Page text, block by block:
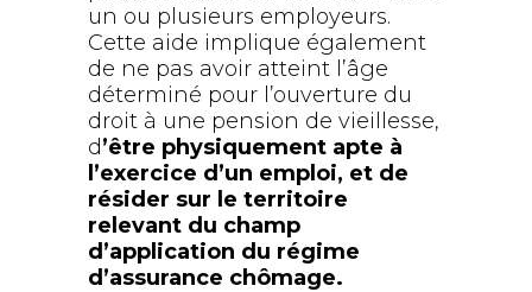
un ou plusieurs employeurs.
Cette aide implique également
de ne pas avoir atteint l’âge
déterminé pour l’ouverture du
droit à une pension de vieillesse,
d’être physiquement apte à
l’exercice d’un emploi, et de
résider sur le territoire
relevant du champ
d’application du régime
d’assurance chômage.